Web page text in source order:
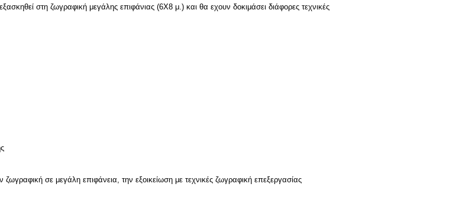
στη ζωγραφική μεγάλης επιφάνιας (6Χ8 μ.) και θα εχουν δοκιμάσει διάφορες τεχνικές
ζωγραφική σε μεγάλη επιφάνεια, την εξοικείωση με τεχνικές ζωγραφική επεξεργασίας